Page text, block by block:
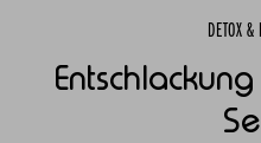
DETOX &